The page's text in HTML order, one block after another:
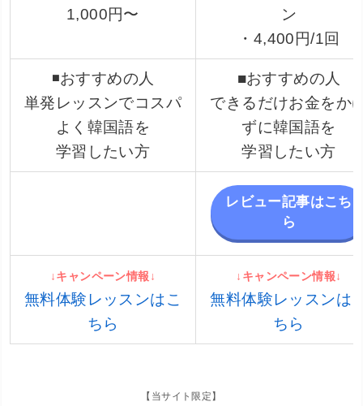
1,000円〜
ン
・4,400円/1回
◾️おすすめの人
単発レッスンでコスパ
よく韓国語を
学習したい方
■おすすめの人
できるだけお金をか
ずに韓国語を
学習したい方
レビュー記事はこち
ら
↓キャンペーン情報↓
無料体験レッスンはこ
ちら
↓キャンペーン情報↓
無料体験レッスンは
ちら
【当サイト限定】